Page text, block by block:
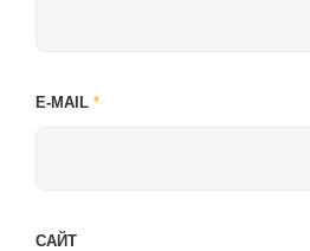
E-MAIL *
САЙТ